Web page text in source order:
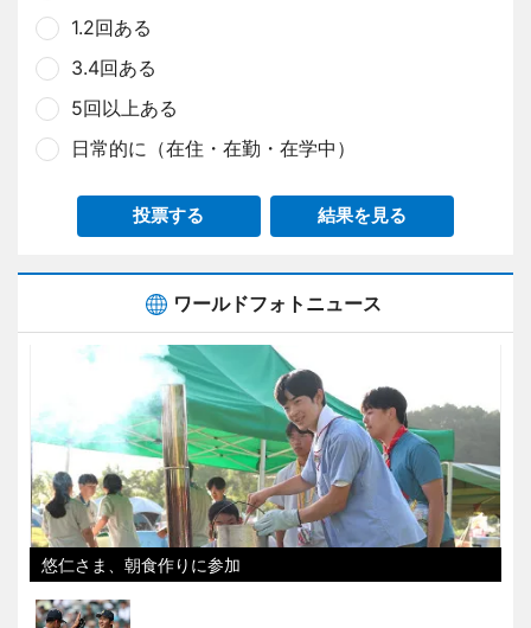
1.2回ある
3.4回ある
5回以上ある
日常的に（在住・在勤・在学中）
投票する 結果を見る
ワールドフォトニュース
悠仁さま、朝食作りに参加